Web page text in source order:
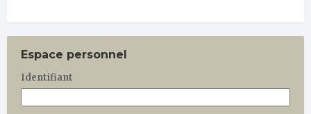
Espace personnel
Identifiant